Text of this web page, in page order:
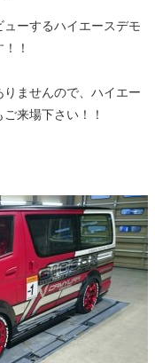
ーするハイエースデモ
！
ませんので、ハイエー
来場下さい！！